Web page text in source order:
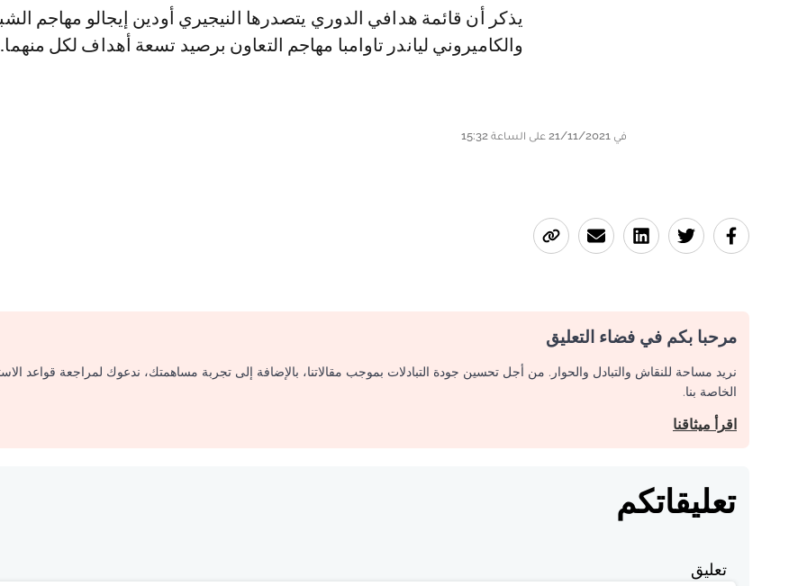
يذكر أن قائمة هدافي الدوري يتصدرها النيجيري أودين إيجالو مهاجم
والكاميروني لياندر تاوامبا مهاجم التعاون برصيد تسعة أهداف لكل منهما.
في 21/11/2021 على الساعة 15:32
مرحبا بكم في فضاء التعليق
نريد مساحة للنقاش والتبادل والحوار. من أجل تحسين جودة التبادلات بموجب مقالاتنا، بالإضافة إلى تجربة مساهمتك، ندعوك لمراجعة قواعد
الخاصة بنا.
اقرأ ميثاقنا
تعليقاتكم
تعليق